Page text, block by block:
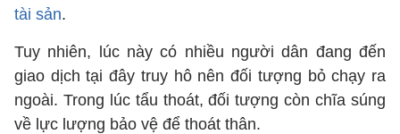
tài sản.
Tuy nhiên, lúc này có nhiều người dân đang đến
giao dịch tại đây truy hô nên đối tượng bỏ chạy ra
ngoài. Trong lúc tẩu thoát, đối tượng còn chĩa súng
về lực lượng bảo vệ để thoát thân.